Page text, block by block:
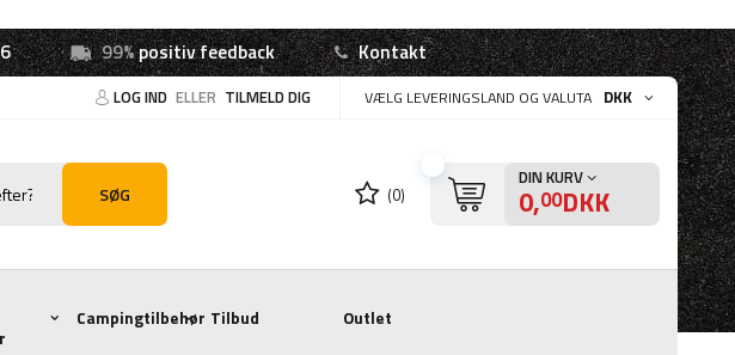
99%positiv feedback Kontakt
LOG IND ELLER TILMELD DIG VÆLG LEVERINGSLAND OG VALUTA DKK
SØG (0)
DIN KURV
0,00DKK
Campingtilbehør Tilbud Outlet